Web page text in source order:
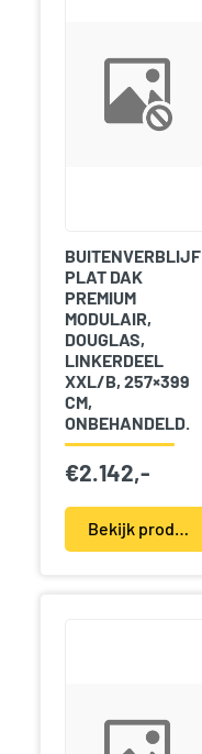
BUITENVERBLIJF
PLAT DAK
PREMIUM
MODULAIR,
DOUGLAS,
LINKERDEEL
XXL/B, 257×399
CM,
ONBEHANDELD.
€2.142,-
Bekijk product(en)